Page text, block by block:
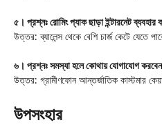
৫। প্রশ্নঃ রোমিং প্যাক ছাড়া ইন্টারনেট ব্যবহার
উত্তর: ব্যালেন্স থেকে বেশি চার্জ কেটে যেতে
৬। প্রশ্নঃ সমস্যা হলে কোথায় যোগাযোগ
উত্তর: গ্রামীণফোন আন্তর্জাতিক কাস্টমার
উপসংহার